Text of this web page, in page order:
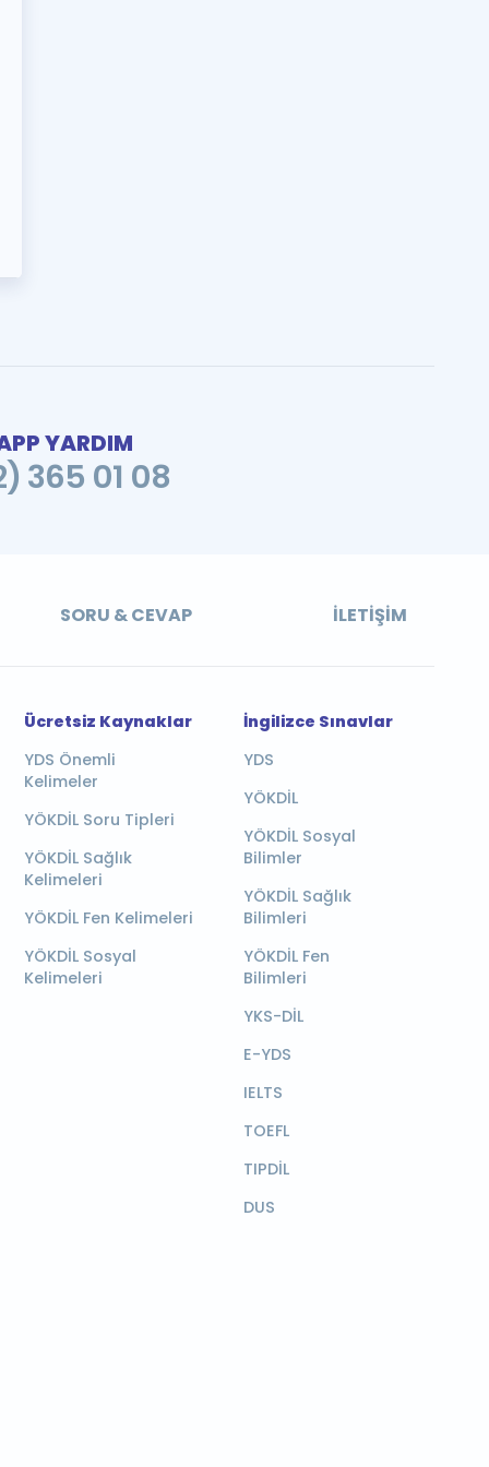
YARDIM
365 01 08
SORU & CEVAP İLETIŞIM
Ücretsiz Kaynaklar
YDS Önemli
Kelimeler
YÖKDİL Soru Tipleri
YÖKDİL Sağlık
Kelimeleri
YÖKDİL Fen Kelimeleri
YÖKDİL Sosyal
Kelimeleri
İngilizce Sınavlar
YDS
YÖKDİL
YÖKDİL Sosyal
Bilimler
YÖKDİL Sağlık
Bilimleri
YÖKDİL Fen
Bilimleri
YKS-DİL
E-YDS
IELTS
TOEFL
TIPDİL
DUS